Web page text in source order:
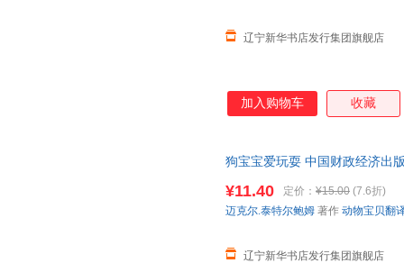
辽宁新华书店发行集团旗舰店
加入购物车 收藏
狗宝宝爱玩耍 中国财政经济出
尔鲍姆 著作 动物宝贝翻译组
¥11.40 定价： ¥15.00 (7.6折)
辽宁新华书店发行集团旗舰店
迈克尔.泰特尔鲍姆 著作 动物宝贝翻